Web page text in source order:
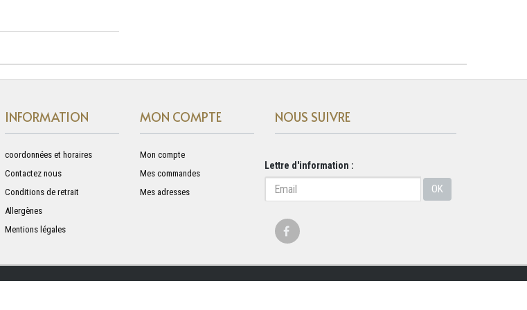
INFORMATION
coordonnées et horaires
Contactez nous
Conditions de retrait
Allergènes
Mentions légales
MON COMPTE
Mon compte
Mes commandes
Mes adresses
NOUS SUIVRE
Lettre d'information :
OK